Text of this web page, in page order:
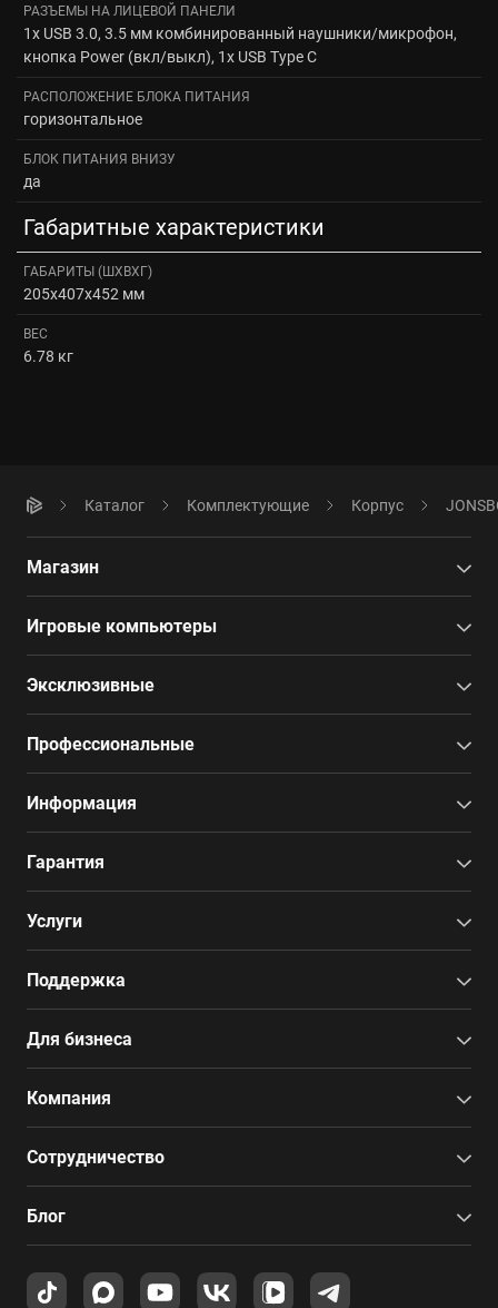
РАЗЪЕМЫ НА ЛИЦЕВОЙ ПАНЕЛИ
1x USB 3.0, 3.5 мм комбинированный наушники/микрофон,
кнопка Power (вкл/выкл), 1x USB Type C
РАСПОЛОЖЕНИЕ БЛОКА ПИТАНИЯ
горизонтальное
БЛОК ПИТАНИЯ ВНИЗУ
да
Габаритные характеристики
ГАБАРИТЫ (ШХВХГ)
205x407x452 мм
ВЕС
6.78 кг
Каталог Комплектующие Корпус
Магазин
Игровые компьютеры
Эксклюзивные
Профессиональные
Информация
Гарантия
Услуги
Поддержка
Для бизнеса
Компания
Сотрудничество
Блог